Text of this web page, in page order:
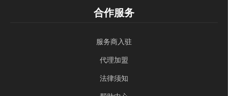
合作服务
服务商入驻
代理加盟
法律须知